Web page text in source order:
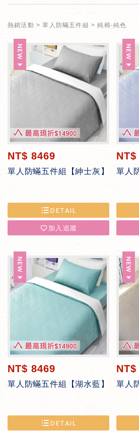
熱銷活動 單人防蟎五件組 純棉-純色
NT$ 8469
單人防蟎五件組【紳士灰】
DETAIL
加入追蹤
單人
NT$ 8469
單人防蟎五件組【湖水藍】
DETAIL
單人